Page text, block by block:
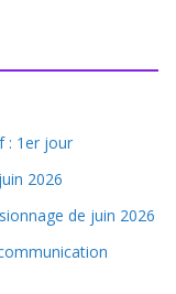
: 1er jour
2026
de juin 2026